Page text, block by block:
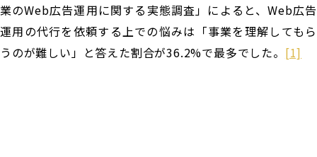
業のWeb広告運用に関する実態調査」によると、Web広告
運用の代行を依頼する上での悩みは「事業を理解してもら
うのが難しい」と答えた割合が36.2%で最多でした。 [1]